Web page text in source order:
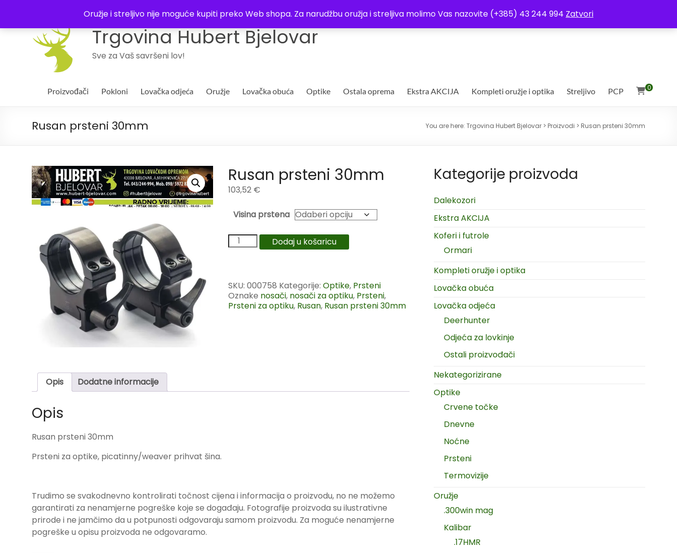
Oružje i streljivo nije moguće kupiti preko Web shopa. Za narudžbu oružja i streljiva molimo Vas nazovite (+385) 43 244 994 Zatvori
Uvjeti poslovanja
Trgovina Hubert Bjelovar
Sve za Vaš savršeni lov!
0
Proizvođači Pokloni Lovačka odjeća Oružje Lovačka obuća Optike Ostala oprema Ekstra AKCIJA Kompleti oružje i optika Streljivo PCP
Rusan prsteni 30mm You are here: Trgovina Hubert Bjelovar > Proizvodi > Rusan prsteni 30mm
Rusan prsteni 30mm
103,52 €
Visina prstena
Dodaj u košaricu
SKU: 000758 Kategorije: Optike, Prsteni
Oznake nosači, nosači za optiku, Prsteni,
Prsteni za optiku, Rusan, Rusan prsteni 30mm
Opis Dodatne informacije
Opis
Rusan prsteni 30mm
Prsteni za optike, picatinny/weaver prihvat šina.
Trudimo se svakodnevno kontrolirati točnost cijena i informacija o proizvodu, no ne možemo
garantirati za nenamjerne pogreške koje se događaju. Fotografije proizvoda su ilustrativne
prirode i ne jamčimo da u potpunosti odgovaraju samom proizvodu. Za moguće nenamjerne
pogreške u opisu proizvoda ne odgovaramo.
Kategorije proizvoda
Dalekozori
Ekstra AKCIJA
Koferi i futrole
Ormari
Kompleti oružje i optika
Lovačka obuća
Lovačka odjeća
Deerhunter
Odjeća za lovkinje
Ostali proizvođači
Nekategorizirane
Optike
Crvene točke
Dnevne
Noćne
Prsteni
Termovizije
Oružje
.300win mag
Kalibar
.17HMR